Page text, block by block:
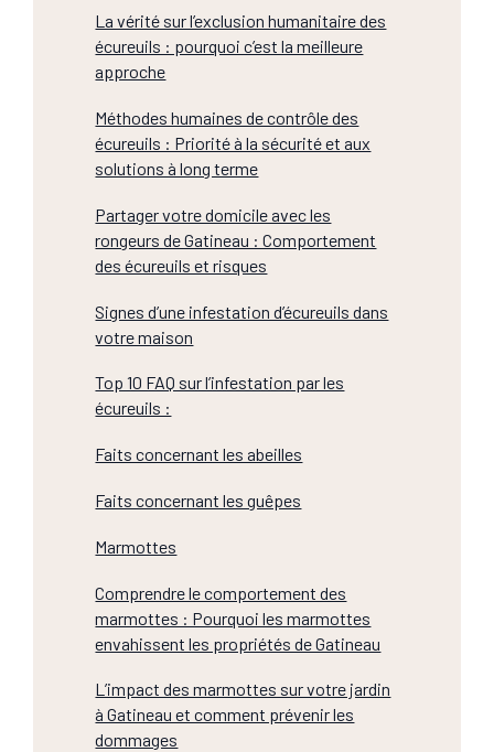
La vérité sur l’exclusion humanitaire des
écureuils : pourquoi c’est la meilleure
approche
Méthodes humaines de contrôle des
écureuils : Priorité à la sécurité et aux
solutions à long terme
Partager votre domicile avec les
rongeurs de Gatineau : Comportement
des écureuils et risques
Signes d’une infestation d’écureuils dans
votre maison
Top 10 FAQ sur l’infestation par les
écureuils :
Faits concernant les abeilles
Faits concernant les guêpes
Marmottes
Comprendre le comportement des
marmottes : Pourquoi les marmottes
envahissent les propriétés de Gatineau
L’impact des marmottes sur votre jardin
à Gatineau et comment prévenir les
dommages